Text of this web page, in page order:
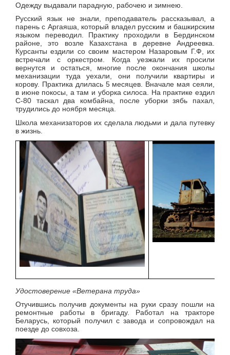
Одежду выдавали парадную, рабочею и зимнею.
Русский язык не знали, преподаватель рассказывал, а
парень с Аргаяша, который владел русским и башкирским
языком переводил. Практику проходили в Бердинском
районе, это возле Казахстана в деревне Андреевка.
Курсанты ездили со своим мастером Назаровым Г.Ф, их
встречали с оркестром. Когда уезжали их просили
вернутся и остаться, многие после окончания школы
механизации туда уехали, они получили квартиры и
корову. Практика длилась 5 месяцев. Вначале мая сеяли,
в июне покосы, а там и уборка силоса. На практике ездил
С-80 таскал два комбайна, после уборки зябь пахал,
трудились до ноября месяца.
Школа механизаторов их сделала людьми и дала путевку
в жизнь.
Удостоверение «Ветерана труда»
Отучившись получив документы на руки сразу пошли на
ремонтные работы в бригаду. Работал на тракторе
Беларусь, который получил с завода и сопровождал на
поезде до совхоза.